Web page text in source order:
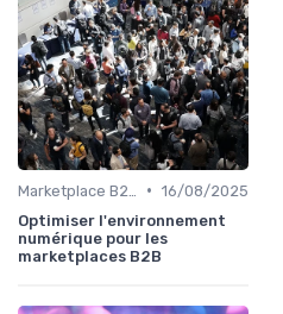
• 16/08/2025
Optimiser l'environnement
numérique pour les
marketplaces B2B